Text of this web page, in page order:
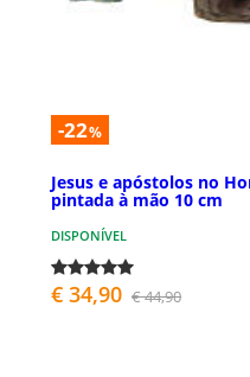
-22%
Jesus e apóstolos no
pintada à mão 10 cm
DISPONÍVEL
€ 34,90 € 44,90